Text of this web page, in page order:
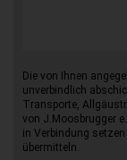
Die von Ihnen
unverbindlich
Transporte,
von J.Moosbrugger
in Verbindung
übermitteln.